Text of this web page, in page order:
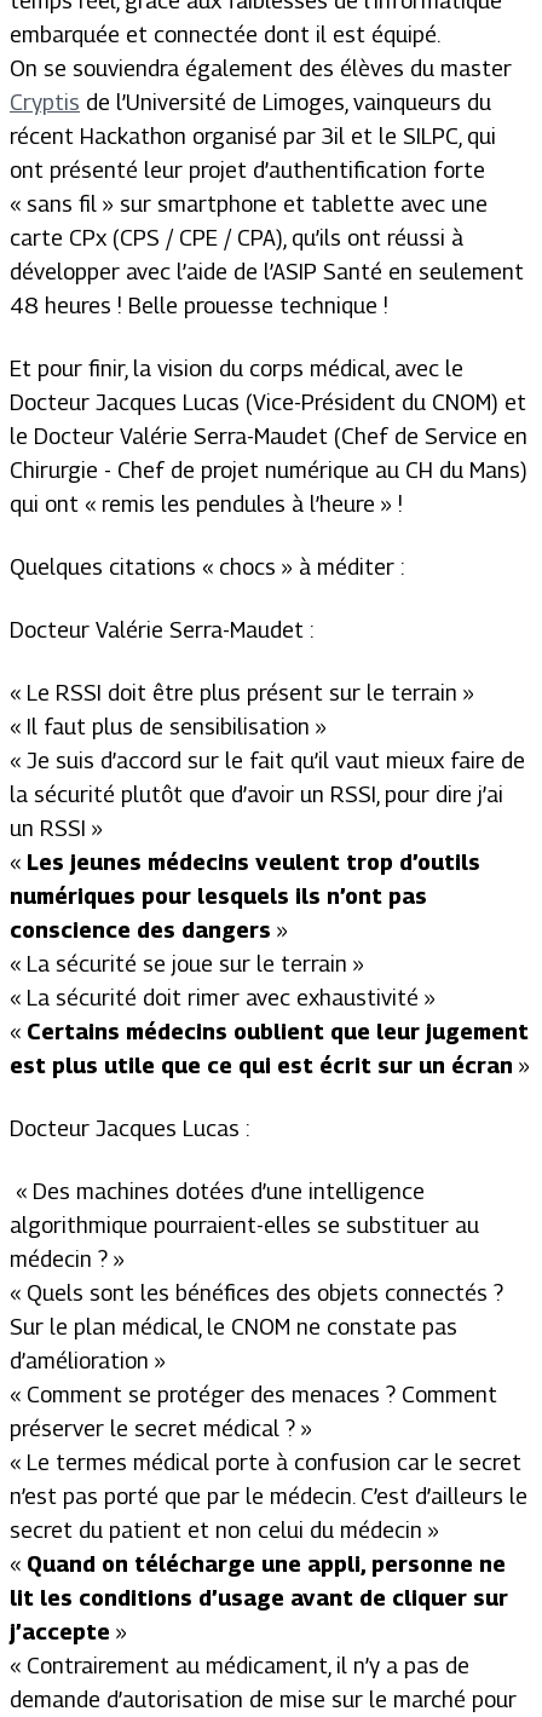
embarquée et connectée dont il est équipé.
On se souviendra également des élèves du master
Cryptis de l’Université de Limoges, vainqueurs du
récent Hackathon organisé par 3il et le SILPC, qui
ont présenté leur projet d’authentification forte
« sans fil » sur smartphone et tablette avec une
carte CPx (CPS / CPE / CPA), qu’ils ont réussi à
développer avec l’aide de l’ASIP Santé en seulement
48 heures ! Belle prouesse technique !
Et pour finir, la vision du corps médical, avec le
Docteur Jacques Lucas (Vice-Président du CNOM) et
le Docteur Valérie Serra-Maudet (Chef de Service en
Chirurgie - Chef de projet numérique au CH du Mans)
qui ont « remis les pendules à l’heure » !
Quelques citations « chocs » à méditer :
Docteur Valérie Serra-Maudet :
« Le RSSI doit être plus présent sur le terrain »
« Il faut plus de sensibilisation »
« Je suis d’accord sur le fait qu’il vaut mieux faire de
la sécurité plutôt que d’avoir un RSSI, pour dire j’ai
un RSSI »
« Les jeunes médecins veulent trop d’outils
numériques pour lesquels ils n’ont pas
conscience des dangers »
« La sécurité se joue sur le terrain »
« La sécurité doit rimer avec exhaustivité »
« Certains médecins oublient que leur jugement
est plus utile que ce qui est écrit sur un écran »
Docteur Jacques Lucas :
« Des machines dotées d’une intelligence
algorithmique pourraient-elles se substituer au
médecin ? »
« Quels sont les bénéfices des objets connectés ?
Sur le plan médical, le CNOM ne constate pas
d’amélioration »
« Comment se protéger des menaces ? Comment
préserver le secret médical ? »
« Le termes médical porte à confusion car le secret
n’est pas porté que par le médecin. C’est d’ailleurs le
secret du patient et non celui du médecin »
« Quand on télécharge une appli, personne ne
lit les conditions d’usage avant de cliquer sur
j’accepte »
« Contrairement au médicament, il n’y a pas de
demande d’autorisation de mise sur le marché pour